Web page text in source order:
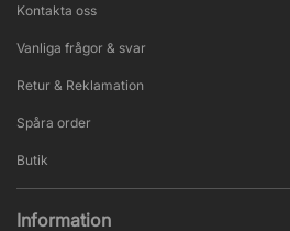
Kontakta oss
Vanliga frågor & svar
Retur & Reklamation
Spåra order
Butik
Information